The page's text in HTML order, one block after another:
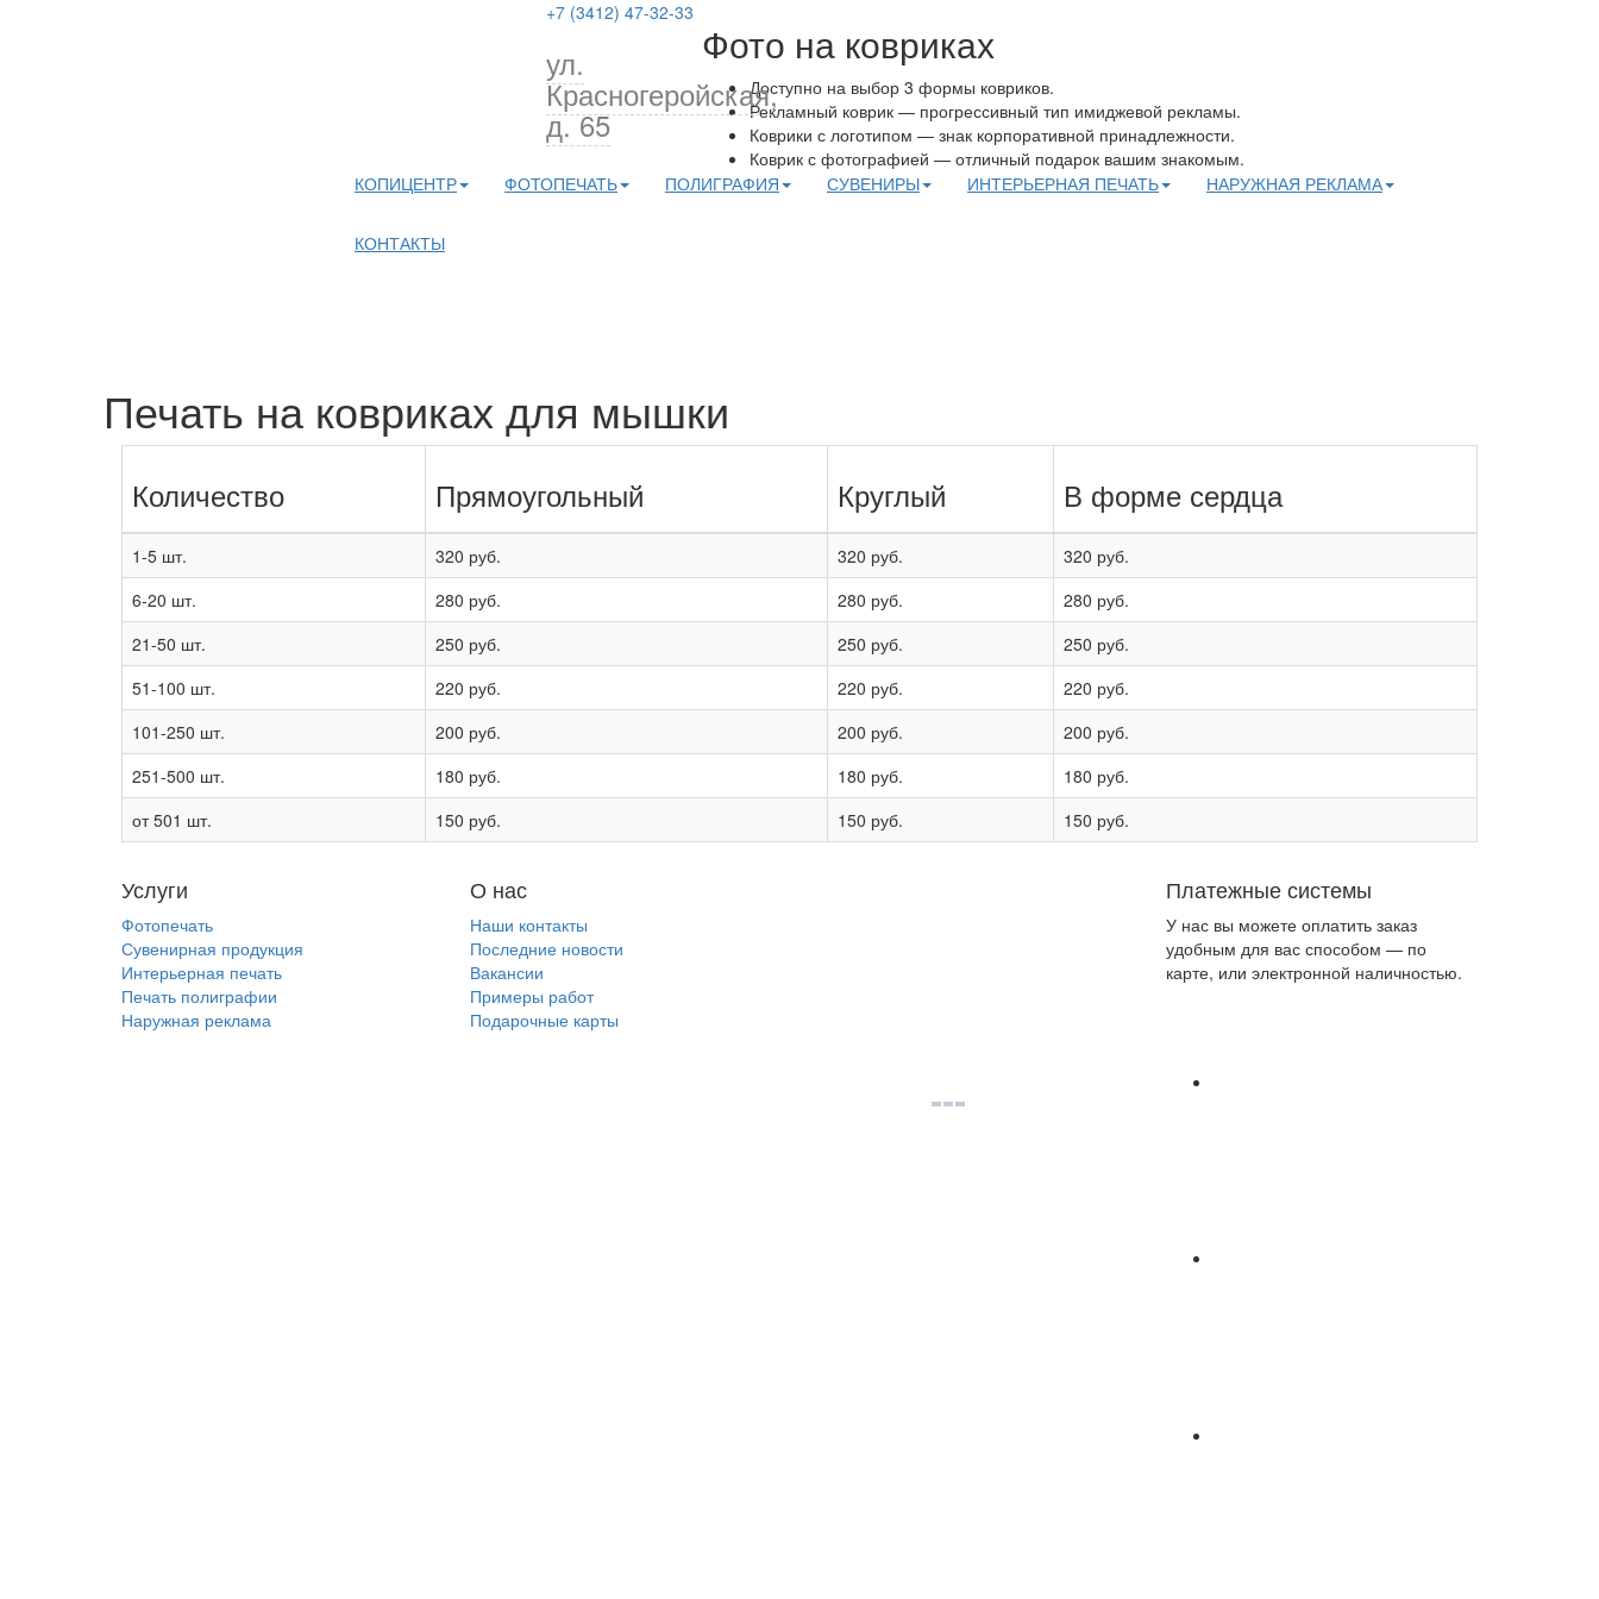
+7 (3412) 47-32-33
ул.
Красногеройская,
д. 65
КОПИЦЕНТР ФОТОПЕЧАТЬ ПОЛИГРАФИЯ СУВЕНИРЫ ИНТЕРЬЕРНАЯ ПЕЧАТЬ НАРУЖНАЯ РЕКЛАМА
КОНТАКТЫ
Фото на ковриках
Доступно на выбор 3 формы ковриков.
Рекламный коврик — прогрессивный тип имиджевой рекламы.
Коврики с логотипом — знак корпоративной принадлежности.
Коврик с фотографией — отличный подарок вашим знакомым.
Печать на ковриках для мышки
Количество Прямоугольный Круглый В форме сердца
1-5 шт. 320 руб. 320 руб.
320 руб.
6-20 шт.
280 руб. 280 руб.
280 руб.
21-50 шт.
250 руб. 250 руб.
250 руб.
51-100 шт.
220 руб. 220 руб.
220 руб.
101-250 шт.
200 руб. 200 руб.
200 руб.
251-500 шт.
180 руб. 180 руб.
180 руб.
от 501 шт.
150 руб. 150 руб. 150 руб.
Услуги
Фотопечать
Сувенирная продукция
Интерьерная печать
Печать полиграфии
Наружная реклама
О нас
Наши контакты
Последние новости
Вакансии
Примеры работ
Подарочные карты
Платежные системы
У нас вы можете оплатить заказ
удобным для вас способом — по
карте, или электронной наличностью.